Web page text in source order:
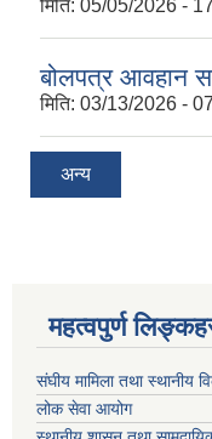
मिति: 05/05/2026 -
बोलपत्र आवहान
मिति: 03/13/2026 -
अन्य
महत्वपुर्ण
संघीय मामिला तथा स्थानीय
लोक सेवा आयोग